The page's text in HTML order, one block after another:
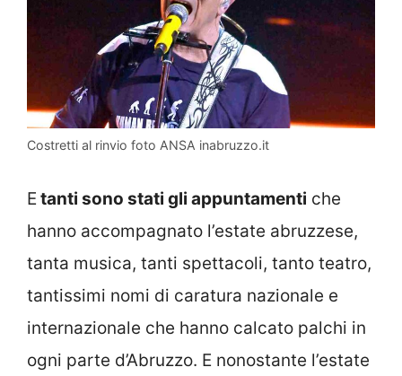
Costretti al rinvio foto ANSA inabruzzo.it
Etanti sono stati gli appuntamenti che
hanno accompagnato l’estate abruzzese,
tanta musica, tanti spettacoli, tanto teatro,
tantissimi nomi di caratura nazionale e
internazionale che hanno calcato palchi in
ogni parte d’Abruzzo. E nonostante l’estate